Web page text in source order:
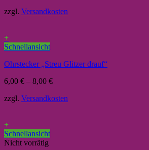
zzgl. Versandkosten
+
Schnellansicht
Ohrstecker „Streu Glitzer drauf“
6,00 € – 8,00 €
zzgl. Versandkosten
+
Schnellansicht
Nicht vorrätig